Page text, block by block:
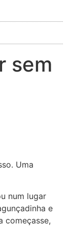
sem
Uma
num lugar
e
começasse,